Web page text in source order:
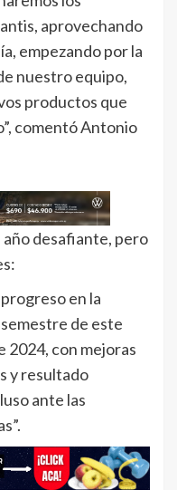
aprovechando
empezando por la
nuestro equipo,
productos que
comentó Antonio
año desafiante, pero
en la
de este
2024, con mejoras
y resultado
ante las